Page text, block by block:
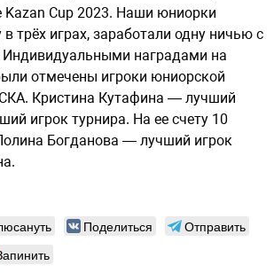
Kazan Cup 2023. Наши юниорки
трёх играх, заработали одну ничью с
наградами на
отмечены игроки юниорской
Кристина Кутафина — лучший
игрок турнира. На ее счету 10
Богданова — лучший игрок
Поделиться
Отправить